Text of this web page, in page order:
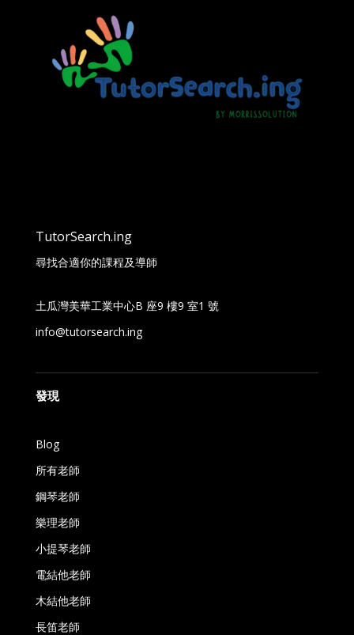
TutorSearch.ing
尋找合適你的課程及導師
土瓜灣美華工業中心B 座9 樓9 室1 號
info@tutorsearch.ing
發現
Blog
所有老師
鋼琴老師
樂理老師
小提琴老師
電結他老師
木結他老師
長笛老師